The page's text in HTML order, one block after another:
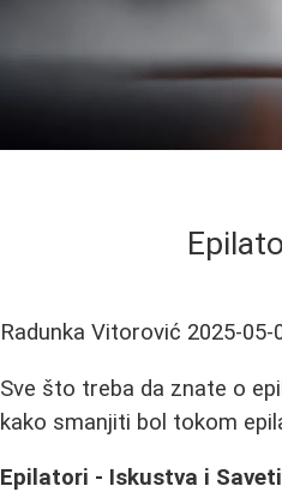
Radunka Vitorović 2025-05-
Sve što treba da znate o
kako smanjiti bol tokom
Epilatori - Iskustva i